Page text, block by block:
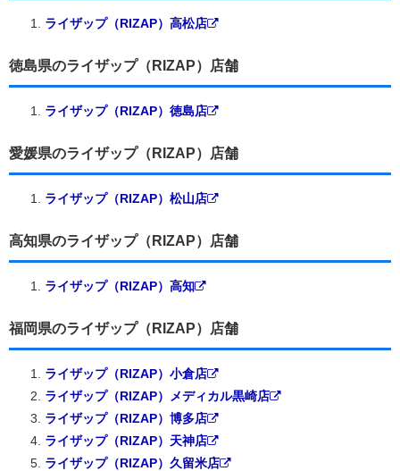
ライザップ（RIZAP）高松店
徳島県のライザップ（RIZAP）店舗
ライザップ（RIZAP）徳島店
愛媛県のライザップ（RIZAP）店舗
ライザップ（RIZAP）松山店
高知県のライザップ（RIZAP）店舗
ライザップ（RIZAP）高知
福岡県のライザップ（RIZAP）店舗
ライザップ（RIZAP）小倉店
ライザップ（RIZAP）メディカル黒崎店
ライザップ（RIZAP）博多店
ライザップ（RIZAP）天神店
ライザップ（RIZAP）久留米店